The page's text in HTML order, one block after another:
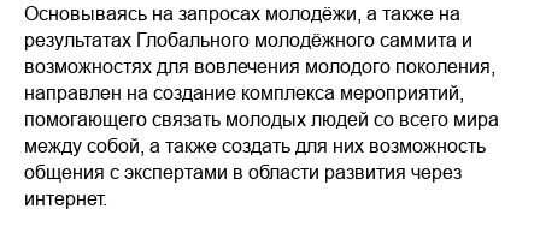
Основываясь на запросах молодёжи, а также на
результатах Глобального молодёжного саммита и
возможностях для вовлечения молодого поколения,
направлен на создание комплекса мероприятий,
помогающего связать молодых людей со всего мира
между собой, а также создать для них возможность
общения с экспертами в области развития через
интернет.